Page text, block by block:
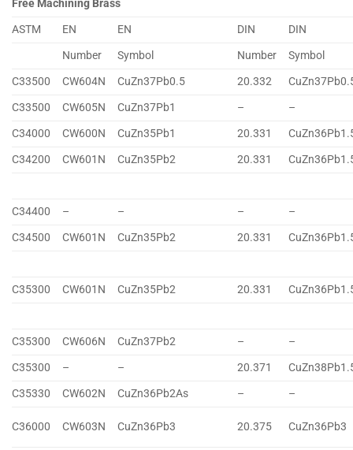
Free Machining Brass
ASTM
EN EN DIN
DIN
Number
Symbol Number
Symbol
C33500
CW604N CuZn37Pb0.5 20.332
C33500
CW605N CuZn37Pb1 –
–
C34000
CW600N CuZn35Pb1 20.331
C34200
CW601N CuZn35Pb2 20.331
C34400 – – –
–
C34500
CW601N CuZn35Pb2 20.331
C35300 CW601N CuZn35Pb2 20.331
C35300 CW606N CuZn37Pb2 –
–
C35300
– – 20.371
C35330
CW602N CuZn36Pb2As – –
C36000 CW603N CuZn36Pb3 20.375 CuZn36Pb3